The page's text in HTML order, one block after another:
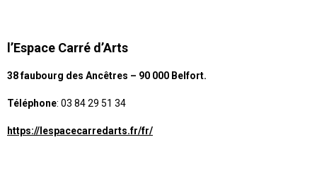
l’Espace Carré d’Arts
38 faubourg des Ancêtres – 90 000 Belfort.
Téléphone: 03 84 29 51 34
https://lespacecarredarts.fr/fr/